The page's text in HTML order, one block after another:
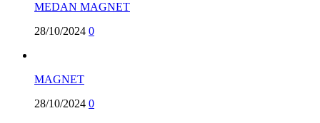
MEDAN MAGNET
28/10/2024 0
MAGNET
28/10/2024 0